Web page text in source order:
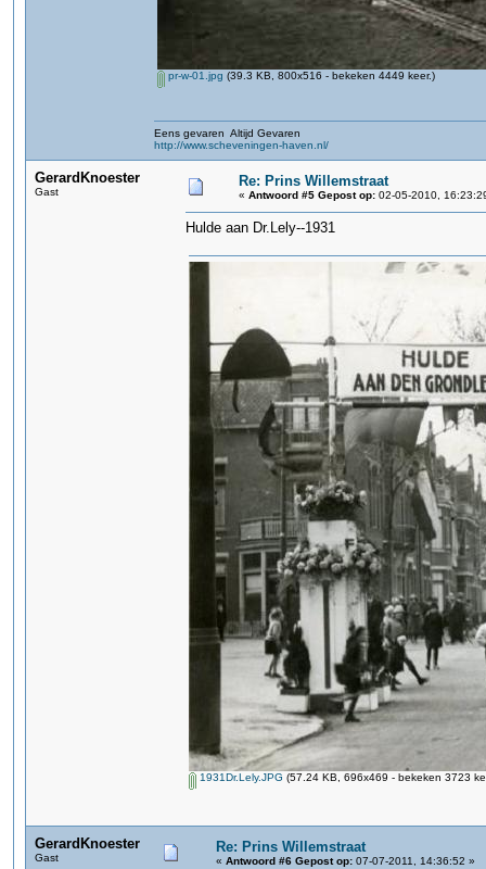
pr-w-01.jpg (39.3 KB, 800x516 - bekeken 4449 keer.)
Eens gevaren Altijd Gevaren
http://www.scheveningen-haven.nl/
GerardKnoester
Gast
Re: Prins Willemstraat
« Antwoord #5 Gepost op: 02-05-2010,
Hulde aan Dr.Lely--1931
1931Dr.Lely.JPG (57.24 KB, 696x469 - bekeken 3723
GerardKnoester
Gast
Re: Prins Willemstraat
« Antwoord #6 Gepost op: 07-07-2011, 14:36:52 »